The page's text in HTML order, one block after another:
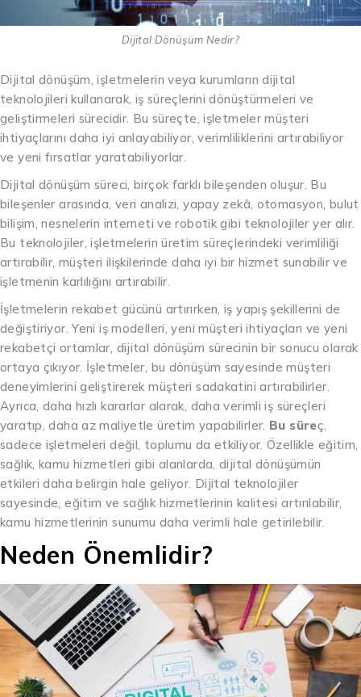
Dijital Dönüşüm Nedir?
Dijital dönüşüm, işletmelerin veya kurumların dijital
teknolojileri kullanarak, iş süreçlerini dönüştürmeleri ve
geliştirmeleri sürecidir. Bu süreçte, işletmeler müşteri
ihtiyaçlarını daha iyi anlayabiliyor, verimliliklerini artırabiliyor
ve yeni fırsatlar yaratabiliyorlar.
Dijital dönüşüm süreci, birçok farklı bileşenden oluşur. Bu
bileşenler arasında, veri analizi, yapay zekâ, otomasyon, bulut
bilişim, nesnelerin interneti ve robotik gibi teknolojiler yer alır.
Bu teknolojiler, işletmelerin üretim süreçlerindeki verimliliği
artırabilir, müşteri ilişkilerinde daha iyi bir hizmet sunabilir ve
işletmenin karlılığını artırabilir.
İşletmelerin rekabet gücünü artırırken, iş yapış şekillerini de
değiştiriyor. Yeni iş modelleri, yeni müşteri ihtiyaçları ve yeni
rekabetçi ortamlar, dijital dönüşüm sürecinin bir sonucu olarak
ortaya çıkıyor. İşletmeler, bu dönüşüm sayesinde müşteri
deneyimlerini geliştirerek müşteri sadakatini artırabilirler.
Ayrıca, daha hızlı kararlar alarak, daha verimli iş süreçleri
yaratıp, daha az maliyetle üretim yapabilirler. Bu süreç,
sadece işletmeleri değil, toplumu da etkiliyor. Özellikle eğitim,
sağlık, kamu hizmetleri gibi alanlarda, dijital dönüşümün
etkileri daha belirgin hale geliyor. Dijital teknolojiler
sayesinde, eğitim ve sağlık hizmetlerinin kalitesi artırılabilir,
kamu hizmetlerinin sunumu daha verimli hale getirilebilir.
Neden Önemlidir?